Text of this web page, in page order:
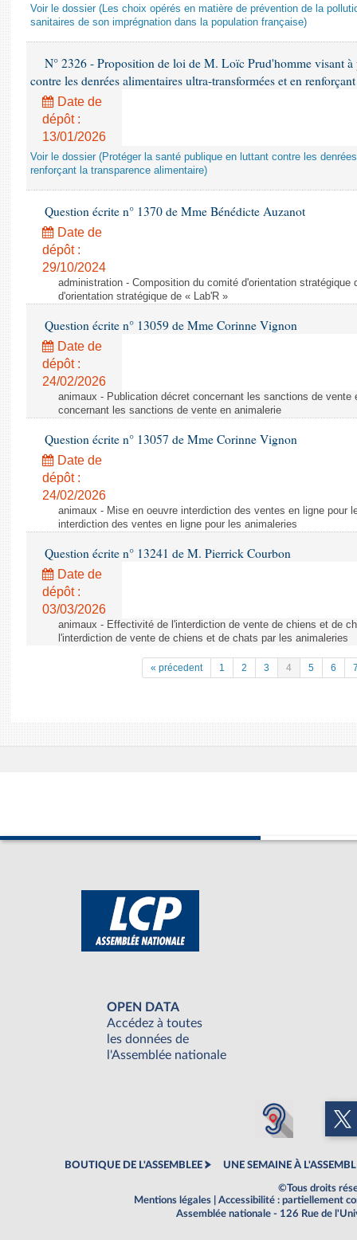
Voir le dossier (Les choix opérés en matière de prévention de la
sanitaires de son imprégnation dans la population française)
N° 2326 - Proposition de loi de M. Loïc Prud'homme visant
contre les denrées alimentaires ultra-transformées et en
Date de
dépôt :
13/01/2026
Voir le dossier (Protéger la santé publique en luttant contre les
renforçant la transparence alimentaire)
Question écrite n° 1370 de Mme Bénédicte Auzanot
Date de
dépôt :
29/10/2024
administration - Composition du comité d'orientation stratégique
d'orientation stratégique de « Lab'R »
Question écrite n° 13059 de Mme Corinne Vignon
Date de
dépôt :
24/02/2026
animaux - Publication décret concernant les sanctions de vente
concernant les sanctions de vente en animalerie
Question écrite n° 13057 de Mme Corinne Vignon
Date de
dépôt :
24/02/2026
animaux - Mise en oeuvre interdiction des ventes en ligne pour
interdiction des ventes en ligne pour les animaleries
Question écrite n° 13241 de M. Pierrick Courbon
Date de
dépôt :
03/03/2026
animaux - Effectivité de l'interdiction de vente de chiens et de
l'interdiction de vente de chiens et de chats par les animaleries
« précedent 1 2 3 4 5 6
OPEN DATA
Accédez à toutes
les données de
l'Assemblée nationale
BOUTIQUE DE L'ASSEMBLEE UNE SEMAINE À
©Tous droits
Mentions légales
Accessibilité : partiellement
Assemblée nationale - 126 Rue de